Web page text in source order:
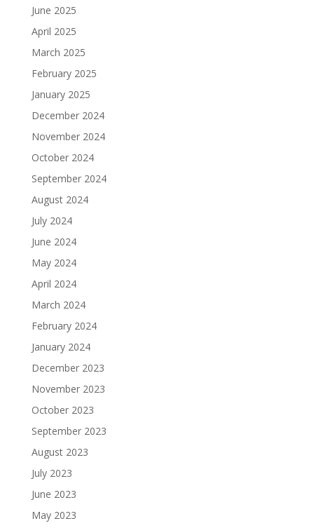
June 2025
April 2025
March 2025
February 2025
January 2025
December 2024
November 2024
October 2024
September 2024
August 2024
July 2024
June 2024
May 2024
April 2024
March 2024
February 2024
January 2024
December 2023
November 2023
October 2023
September 2023
August 2023
July 2023
June 2023
May 2023